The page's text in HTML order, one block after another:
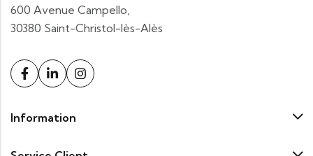
600 Avenue Campello,
30380 Saint-Christol-lès-Alès
Information